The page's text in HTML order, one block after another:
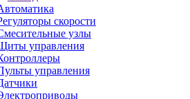
скорости
узлы
управления
управления